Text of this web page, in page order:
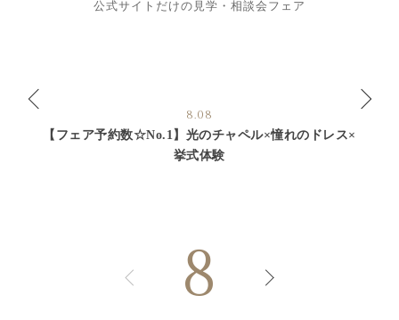
公式サイトだけの見学・相談会フェア
8.08
【フェア予約数☆No.1】光のチャペル×憧れのドレス×
挙式体験
8